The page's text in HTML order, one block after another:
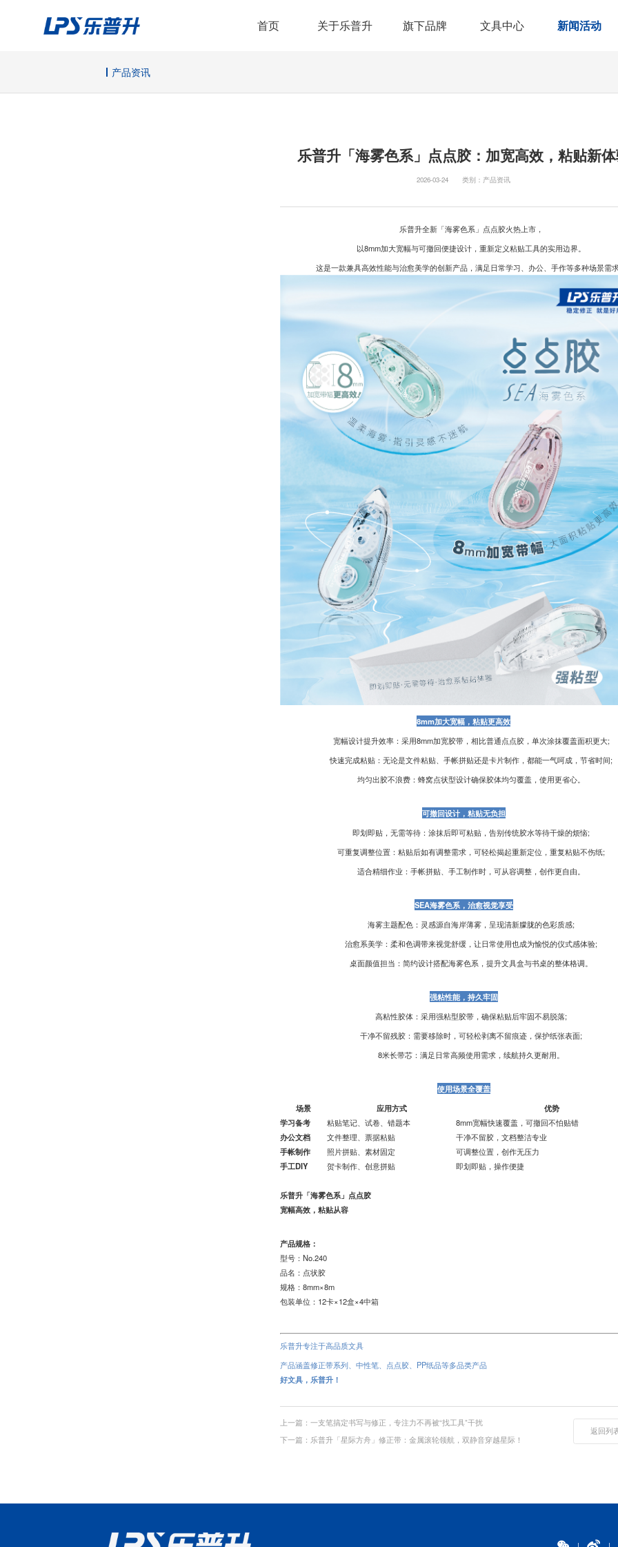
首页 关于乐普升 旗下品牌 文具中心 新闻活动
发展历程
销售网络
比心
PP纸品
产品资讯
产品资讯
乐普升「海雾色系」点点胶：加宽高效，粘贴新
2026-03-24 类别：产品资讯
乐普升全新「海雾色系」点点胶火热上市，
以8mm加大宽幅与可撤回便捷设计，重新定义粘贴工具的实用边界。
这是一款兼具高效性能与治愈美学的创新产品，满足日常学习、办公、手作等多种场景需
8mm加大宽幅，粘贴更高效
宽幅设计提升效率：采用8mm加宽胶带，相比普通点点胶，单次涂抹覆盖面积更大;
快速完成粘贴：无论是文件粘贴、手帐拼贴还是卡片制作，都能一气呵成，节省时间;
均匀出胶不浪费：蜂窝点状型设计确保胶体均匀覆盖，使用更省心。
可撤回设计，粘贴无负担
即划即贴，无需等待：涂抹后即可粘贴，告别传统胶水等待干燥的烦恼;
可重复调整位置：粘贴后如有调整需求，可轻松揭起重新定位，重复粘贴不伤纸;
适合精细作业：手帐拼贴、手工制作时，可从容调整，创作更自由。
SEA海雾色系，治愈视觉享受
海雾主题配色：灵感源自海岸薄雾，呈现清新朦胧的色彩质感;
治愈系美学：柔和色调带来视觉舒缓，让日常使用也成为愉悦的仪式感体验;
桌面颜值担当：简约设计搭配海雾色系，提升文具盒与书桌的整体格调。
强粘性能，持久牢固
高粘性胶体：采用强粘型胶带，确保粘贴后牢固不易脱落;
干净不留残胶：需要移除时，可轻松剥离不留痕迹，保护纸张表面;
8米长带芯：满足日常高频使用需求，续航持久更耐用。
使用场景全覆盖
场景
应用方式
优势
学习备考
粘贴笔记、试卷、错题本
8mm宽幅快速覆盖，可撤回不怕贴错
办公文档
文件整理、票据粘贴
干净不留胶，文档整洁专业
手帐制作
照片拼贴、素材固定
可调整位置，创作无压力
手工DIY
贺卡制作、创意拼贴 即划即贴，操作便捷
乐普升「海雾色系」点点胶
宽幅高效，粘贴从容
产品规格：
型号：No.240
品名：点状胶
规格：8mm×8m
包装单位：12卡×12盒×4中箱
乐普升专注于高品质文具
产品涵盖修正带系列、 中性笔 点点胶 、PP纸品等多品类产品
好文具，乐普升！
上一篇：一支笔搞定书写与修正，专注力不再被“找工具”干扰
下一篇：乐普升「星际方舟」修正带：金属滚轮领航，双静音穿越星际！
返回列